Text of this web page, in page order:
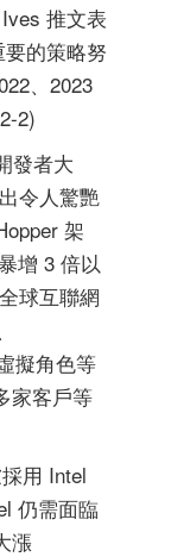
推文表
的策略努
、2023
2)
發者大
令人驚艷
架
增 3 倍以
球互聯網
擬角色等
家客戶等
用 Intel
仍需面臨
漲